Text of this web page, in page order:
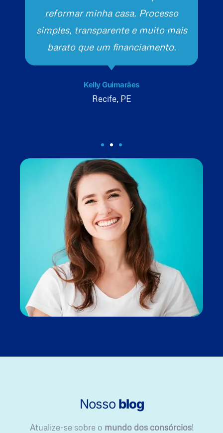
reformar minha casa. Processo
simples, transparente e muito mais
barato que um financiamento.
Kelly Guimarães
Recife, PE
Nosso blog
Atualize-se sobre o mundo dos consórcios!